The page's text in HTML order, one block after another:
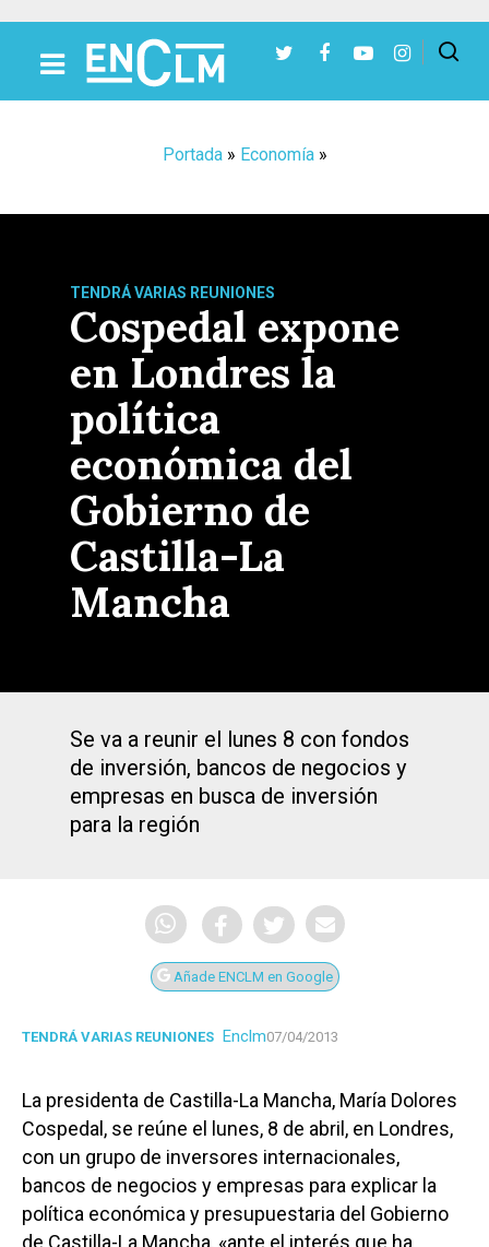
Portada» Economía»
TENDRÁ VARIAS REUNIONES
Cospedal expone
en Londres la
política
económica del
Gobierno de
Castilla-La
Mancha
Se va a reunir el lunes 8 con fondos
de inversión, bancos de negocios y
empresas en busca de inversión
para la región
Añade ENCLM en Google
TENDRÁ VARIAS REUNIONES Enclm07/04/2013
La presidenta de Castilla-La Mancha, María Dolores
Cospedal, se reúne el lunes, 8 de abril, en Londres,
con un grupo de inversores internacionales,
bancos de negocios y empresas para explicar la
política económica y presupuestaria del Gobierno
de Castilla-La Mancha, «ante el interés que ha